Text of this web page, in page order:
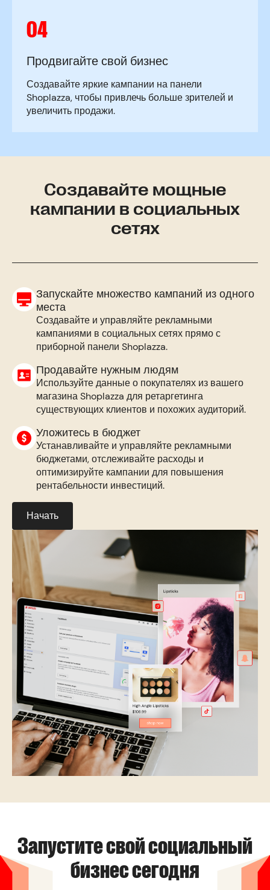
04
Продвигайте свой бизнес
Создавайте яркие кампании на панели
Shoplazza, чтобы привлечь больше зрителей и
увеличить продажи.
Создавайте мощные
кампании в социальных
сетях
Запускайте множество кампаний из одного
места
Создавайте и управляйте рекламными
кампаниями в социальных сетях прямо с
приборной панели Shoplazza.
Продавайте нужным людям
Используйте данные о покупателях из вашего
магазина Shoplazza для ретаргетинга
существующих клиентов и похожих аудиторий.
Уложитесь в бюджет
Устанавливайте и управляйте рекламными
бюджетами, отслеживайте расходы и
оптимизируйте кампании для повышения
рентабельности инвестиций.
Начать
Запустите свой социальный
бизнес сегодня